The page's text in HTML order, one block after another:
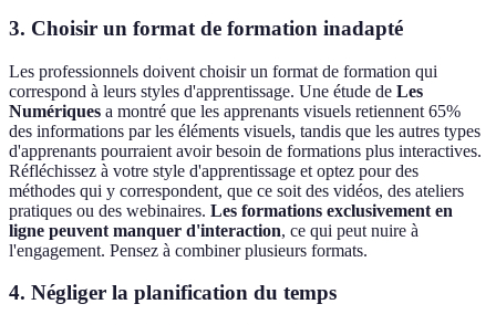
3. Choisir un format de formation inadapté
Les professionnels doivent choisir un format de formation qui
correspond à leurs styles d'apprentissage. Une étude de Les
Numériques a montré que les apprenants visuels retiennent 65%
des informations par les éléments visuels, tandis que les autres types
d'apprenants pourraient avoir besoin de formations plus interactives.
Réfléchissez à votre style d'apprentissage et optez pour des
méthodes qui y correspondent, que ce soit des vidéos, des ateliers
pratiques ou des webinaires. Les formations exclusivement en
ligne peuvent manquer d'interaction, ce qui peut nuire à
l'engagement. Pensez à combiner plusieurs formats.
4. Négliger la planification du temps